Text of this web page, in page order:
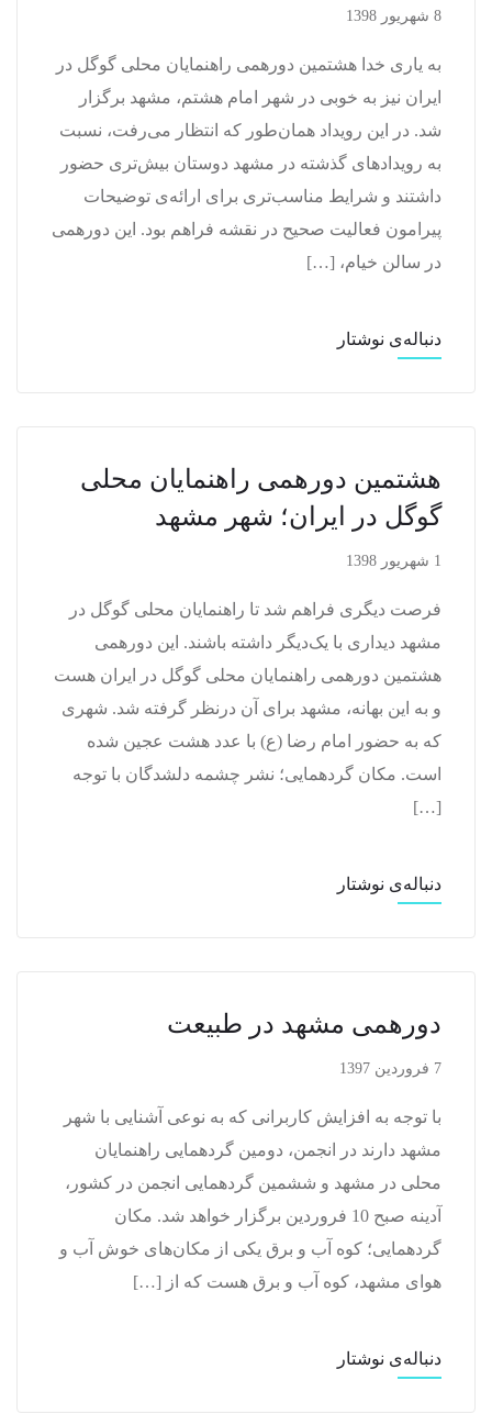
8 شهریور 1398
به یاری خدا هشتمین دورهمی راهنمایان محلی گوگل در
ایران نیز به خوبی در شهر امام هشتم، مشهد برگزار
شد. در این رویداد همان‌طور که انتظار می‌رفت، نسبت
به رویدادهای گذشته در مشهد دوستان بیش‌تری حضور
داشتند و شرایط مناسب‌تری برای ارائه‌ی توضیحات
پیرامون فعالیت صحیح در نقشه فراهم بود. این دورهمی
در سالن خیام، […]
دنباله‌ی نوشتار
هشتمین دورهمی راهنمایان محلی
گوگل در ایران؛ شهر مشهد
1 شهریور 1398
فرصت دیگری فراهم شد تا راهنمایان محلی گوگل در
مشهد دیداری با یک‌دیگر داشته باشند. این دورهمی
هشتمین دورهمی راهنمایان محلی گوگل در ایران هست
و به این بهانه، مشهد برای آن درنظر گرفته شد. شهری
که به حضور امام رضا (ع) با عدد هشت عجین شده
است. مکان گردهمایی؛ نشر چشمه دلشدگان با توجه
[…]
دنباله‌ی نوشتار
دورهمی مشهد در طبیعت
7 فروردین 1397
با توجه به افزایش کاربرانی که به نوعی آشنایی با شهر
مشهد دارند در انجمن، دومین گردهمایی راهنمایان
محلی در مشهد و ششمین گردهمایی انجمن در کشور،
آدینه صبح 10 فروردین برگزار خواهد شد. مکان
گردهمایی؛ کوه آب و برق یکی از مکان‌های خوش آب و
هوای مشهد، کوه آب و برق هست که از […]
دنباله‌ی نوشتار